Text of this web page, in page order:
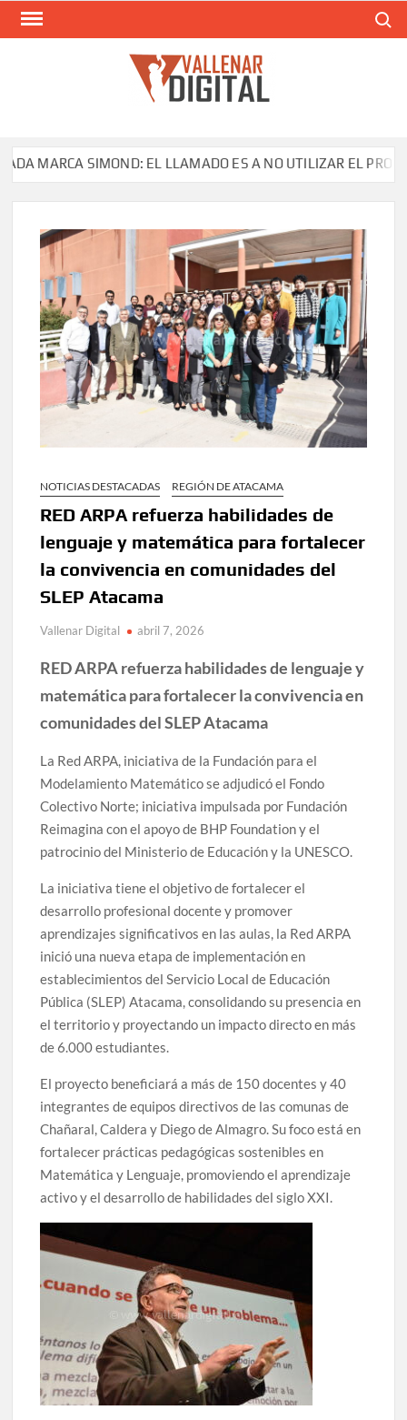
Saltar
SIMOND: EL LLAMADO ES A NO UTILIZAR EL PRODUCTO
NOTICIAS DESTACADAS REGIÓN DE ATACAMA
RED ARPA refuerza habilidades de
lenguaje y matemática para fortalecer
la convivencia en comunidades del
SLEP Atacama
Vallenar Digital abril 7, 2026
RED ARPA refuerza habilidades de lenguaje y
matemática para fortalecer la convivencia en
comunidades del SLEP Atacama
La Red ARPA, iniciativa de la Fundación para el
Modelamiento Matemático se adjudicó el Fondo
Colectivo Norte; iniciativa impulsada por Fundación
Reimagina con el apoyo de BHP Foundation y el
patrocinio del Ministerio de Educación y la UNESCO.
La iniciativa tiene el objetivo de fortalecer el
desarrollo profesional docente y promover
aprendizajes significativos en las aulas, la Red ARPA
inició una nueva etapa de implementación en
establecimientos del Servicio Local de Educación
Pública (SLEP) Atacama, consolidando su presencia en
el territorio y proyectando un impacto directo en más
de 6.000 estudiantes.
El proyecto beneficiará a más de 150 docentes y 40
integrantes de equipos directivos de las comunas de
Chañaral, Caldera y Diego de Almagro. Su foco está en
fortalecer prácticas pedagógicas sostenibles en
Matemática y Lenguaje, promoviendo el aprendizaje
activo y el desarrollo de habilidades del siglo XXI.